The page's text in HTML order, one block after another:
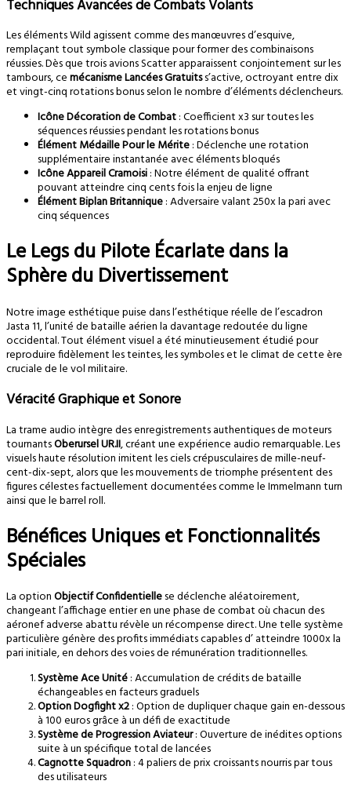
Techniques Avancées de Combats Volants
Les éléments Wild agissent comme des manœuvres d’esquive,
remplaçant tout symbole classique pour former des combinaisons
réussies. Dès que trois avions Scatter apparaissent conjointement sur les
tambours, cemécanisme Lancées Gratuitss’active, octroyant entre dix
et vingt-cinq rotations bonus selon le nombre d’éléments déclencheurs.
Icône Décoration de Combat: Coefficient x3 sur toutes les
séquences réussies pendant les rotations bonus
Élément Médaille Pour le Mérite: Déclenche une rotation
supplémentaire instantanée avec éléments bloqués
Icône Appareil Cramoisi: Notre élément de qualité offrant
pouvant atteindre cinq cents fois la enjeu de ligne
Élément Biplan Britannique: Adversaire valant 250x la pari avec
cinq séquences
Le Legs du Pilote Écarlate dans la
Sphère du Divertissement
Notre image esthétique puise dans l’esthétique réelle de l’escadron
Jasta 11, l’unité de bataille aérien la davantage redoutée du ligne
occidental. Tout élément visuel a été minutieusement étudié pour
reproduire fidèlement les teintes, les symboles et le climat de cette ère
cruciale de le vol militaire.
Véracité Graphique et Sonore
La trame audio intègre des enregistrements authentiques de moteurs
tournantsOberursel UR.II, créant une expérience audio remarquable. Les
visuels haute résolution imitent les ciels crépusculaires de mille-neuf-
cent-dix-sept, alors que les mouvements de triomphe présentent des
figures célestes factuellement documentées comme le Immelmann turn
ainsi que le barrel roll.
Bénéfices Uniques et Fonctionnalités
Spéciales
La optionObjectif Confidentiellese déclenche aléatoirement,
changeant l’affichage entier en une phase de combat où chacun des
aéronef adverse abattu révèle un récompense direct. Une telle système
particulière génère des profits immédiats capables d’ atteindre 1000x la
pari initiale, en dehors des voies de rémunération traditionnelles.
Système Ace Unité: Accumulation de crédits de bataille
échangeables en facteurs graduels
Option Dogfight x2: Option de dupliquer chaque gain en-dessous
à 100 euros grâce à un défi de exactitude
Système de Progression Aviateur: Ouverture de inédites options
suite à un spécifique total de lancées
Cagnotte Squadron: 4 paliers de prix croissants nourris par tous
des utilisateurs